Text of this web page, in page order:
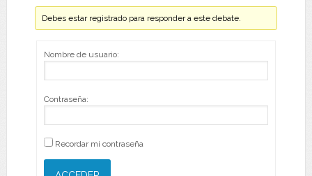
Debes estar registrado para responder a este debate.
Nombre de usuario:
Contraseña:
Recordar mi contraseña